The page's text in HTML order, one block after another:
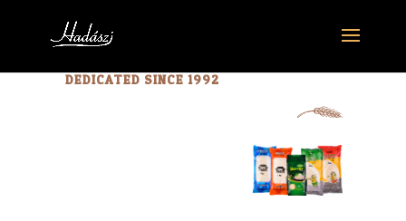
DEDICATED SINCE 1992